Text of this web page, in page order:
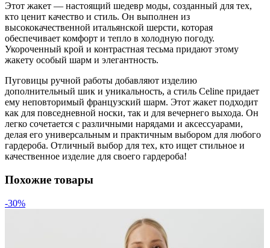
Этот жакет — настоящий шедевр моды, созданный для тех,
кто ценит качество и стиль. Он выполнен из
высококачественной итальянской шерсти, которая
обеспечивает комфорт и тепло в холодную погоду.
Укороченный крой и контрастная тесьма придают этому
жакету особый шарм и элегантность.
Пуговицы ручной работы добавляют изделию
дополнительный шик и уникальность, а стиль Celine придает
ему неповторимый французский шарм. Этот жакет подходит
как для повседневной носки, так и для вечернего выхода. Он
легко сочетается с различными нарядами и аксессуарами,
делая его универсальным и практичным выбором для любого
гардероба. Отличный выбор для тех, кто ищет стильное и
качественное изделие для своего гардероба!
Похожие товары
-30%